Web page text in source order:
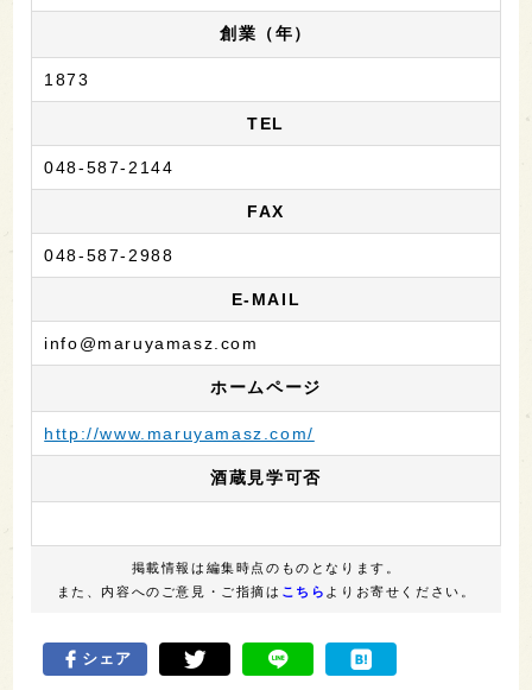
創業（年）
1873
TEL
048-587-2144
FAX
048-587-2988
E-MAIL
info@maruyamasz.com
ホームページ
http://www.maruyamasz.com/
酒蔵見学可否
掲載情報は編集時点のものとなります。
また、内容へのご意見・ご指摘は こちら よりお寄せください。
シェア